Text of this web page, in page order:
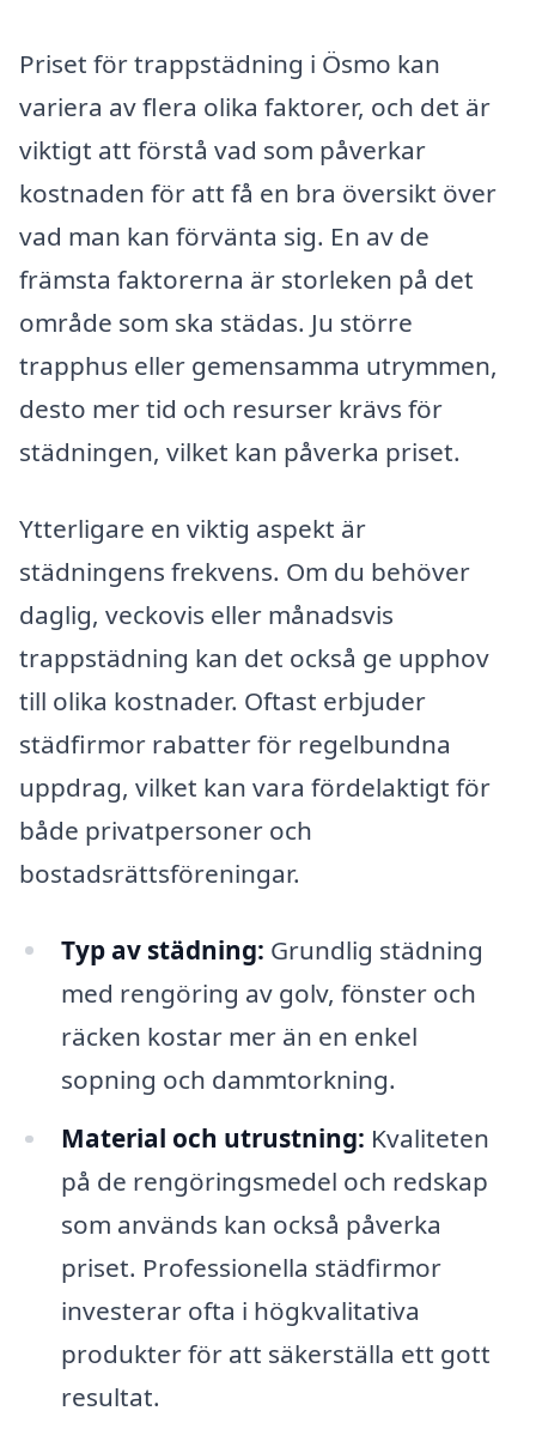
Priset för trappstädning i Ösmo kan
variera av flera olika faktorer, och det är
viktigt att förstå vad som påverkar
kostnaden för att få en bra översikt över
vad man kan förvänta sig. En av de
främsta faktorerna är storleken på det
område som ska städas. Ju större
trapphus eller gemensamma utrymmen,
desto mer tid och resurser krävs för
städningen, vilket kan påverka priset.
Ytterligare en viktig aspekt är
städningens frekvens. Om du behöver
daglig, veckovis eller månadsvis
trappstädning kan det också ge upphov
till olika kostnader. Oftast erbjuder
städfirmor rabatter för regelbundna
uppdrag, vilket kan vara fördelaktigt för
både privatpersoner och
bostadsrättsföreningar.
Typ av städning: Grundlig städning
med rengöring av golv, fönster och
räcken kostar mer än en enkel
sopning och dammtorkning.
Material och utrustning: Kvaliteten
på de rengöringsmedel och redskap
som används kan också påverka
priset. Professionella städfirmor
investerar ofta i högkvalitativa
produkter för att säkerställa ett gott
resultat.